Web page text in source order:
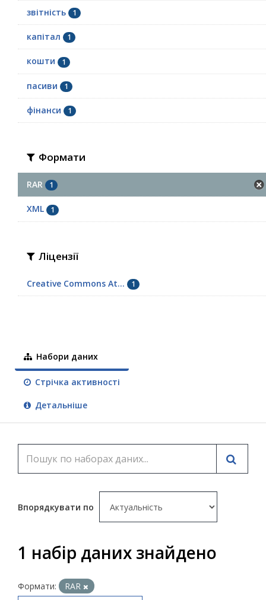
звітність 1
капітал 1
кошти 1
пасиви 1
фінанси 1
Формати
RAR 1
XML 1
Ліцензії
Creative Commons At... 1
Набори даних
Стрічка активності
Детальніше
Впорядкувати по
1 набір даних знайдено
Формати:
RAR